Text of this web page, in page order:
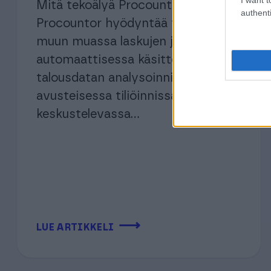
Mitä tekoälyä Procountorissa on?
Procountor hyödyntää tekoälyä
muun muassa laskujen ja kuittien
automaattisessa käsittelyssä,
talousdatan analysoinnissa, AI-
avusteisessa tiliöinnissä sekä
keskustelevassa...
LUE ARTIKKELI ⟶